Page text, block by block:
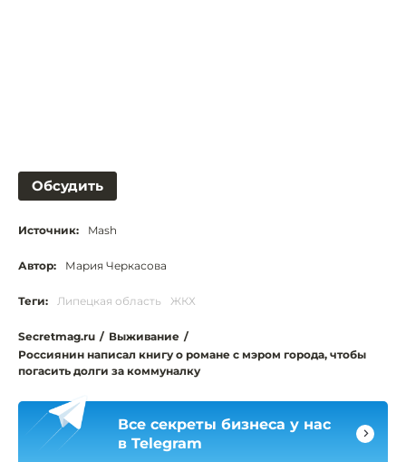
Обсудить
Источник: Mash
Автор: Мария Черкасова
Теги: Липецкая область ЖКХ
Secretmag.ru / Выживание /
Россиянин написал книгу о романе с мэром города, чтобы
погасить долги за коммуналку
Все секреты бизнеса у нас
в Telegram